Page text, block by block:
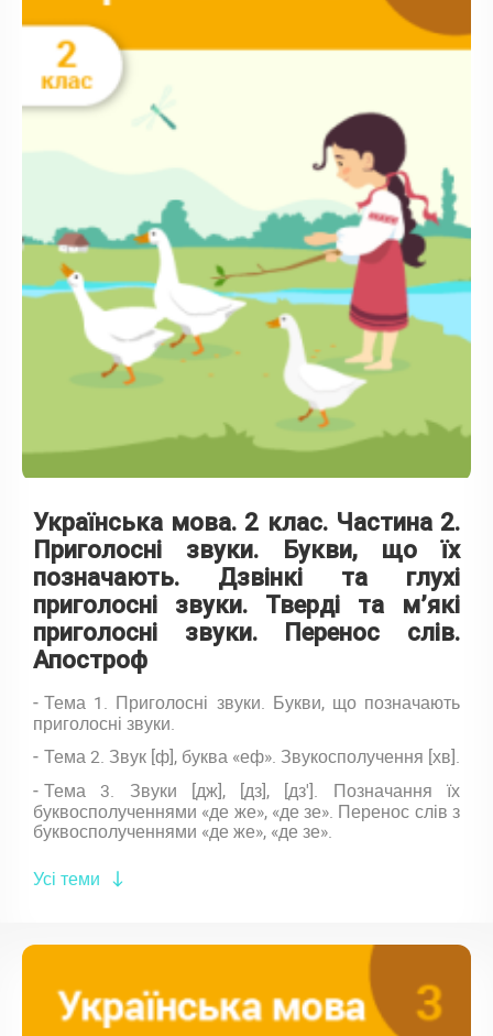
Українська мова. 2 клас. Частина 2.
Приголосні звуки. Букви, що їх
позначають. Дзвінкі та глухі
приголосні звуки. Тверді та м’які
приголосні звуки. Перенос слів.
Апостроф
Тема 1. Приголосні звуки. Букви, що позначають
приголосні звуки.
Тема 2. Звук [ф], буква «еф». Звукосполучення [хв].
Тема 3. Звуки [дж], [дз], [дз']. Позначання їх
буквосполученнями «де же», «де зе». Перенос слів з
буквосполученнями «де же», «де зе».
Усі теми